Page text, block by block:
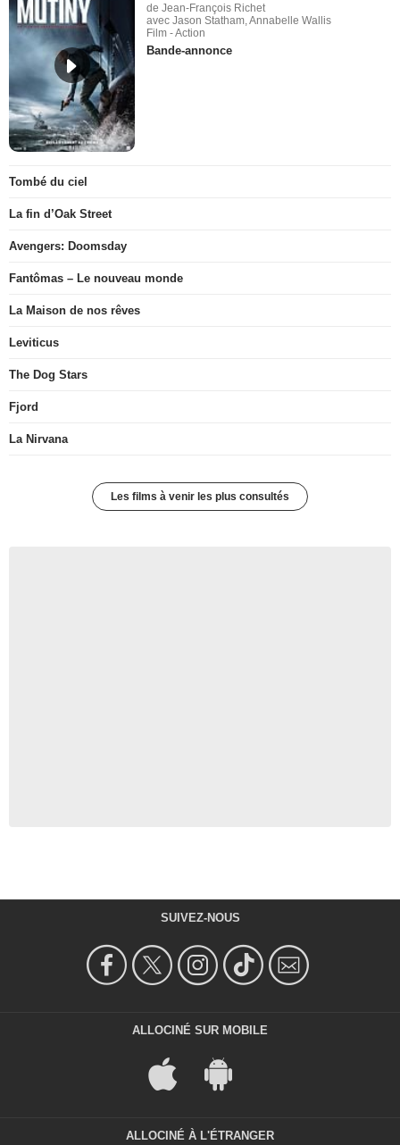
de Jean-François Richet
avec Jason Statham, Annabelle Wallis
Film - Action
Bande-annonce
Tombé du ciel
La fin d’Oak Street
Avengers: Doomsday
Fantômas – Le nouveau monde
La Maison de nos rêves
Leviticus
The Dog Stars
Fjord
La Nirvana
Les films à venir les plus consultés
SUIVEZ-NOUS
ALLOCINÉ SUR MOBILE
ALLOCINÉ À L'ÉTRANGER